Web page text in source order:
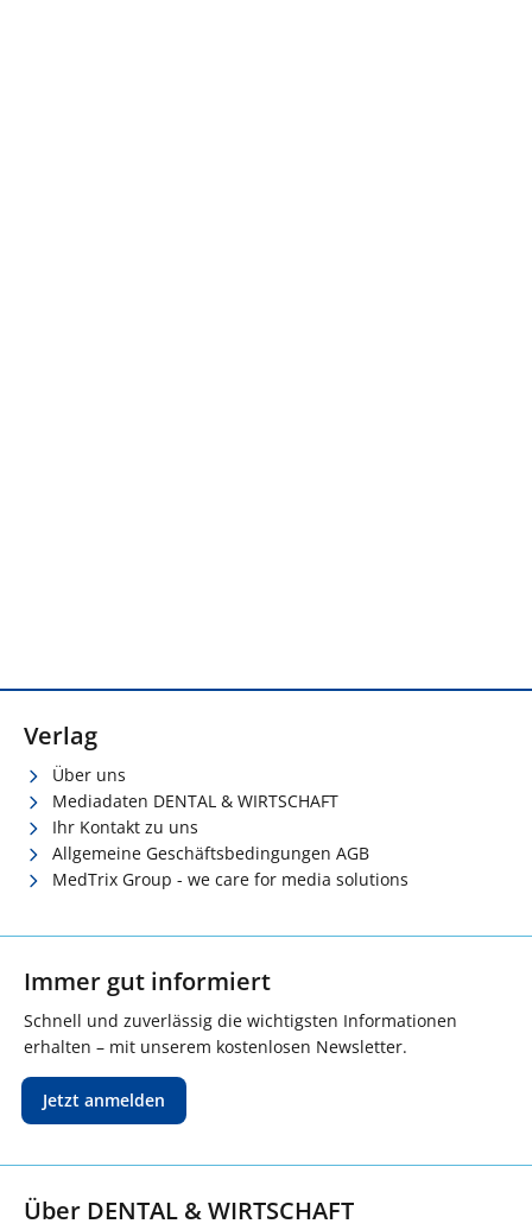
Verlag
Über uns
Mediadaten DENTAL & WIRTSCHAFT
Ihr Kontakt zu uns
Allgemeine Geschäftsbedingungen AGB
MedTrix Group - we care for media solutions
Immer gut informiert
Schnell und zuverlässig die wichtigsten Informationen
erhalten – mit unserem kostenlosen Newsletter.
Jetzt anmelden
Über DENTAL & WIRTSCHAFT